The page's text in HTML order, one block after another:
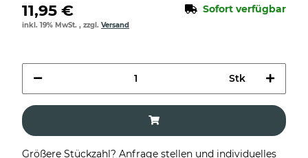
11,95 € Sofort verfügbar
inkl. 19% MwSt. , zzgl. Versand
Stk
Größere Stückzahl? Anfrage stellen und individuelles